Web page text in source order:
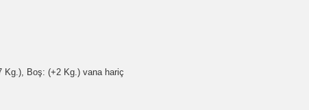
Kg.), Boş: (+2 Kg.) vana hariç